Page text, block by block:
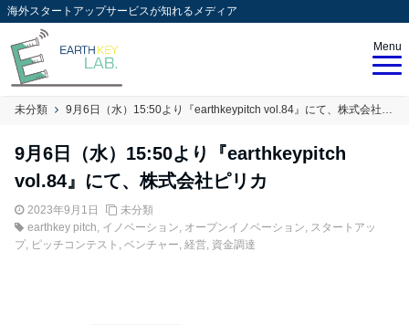
海外スタートアップサービスが知れるメディア
Menu
未分類 9月6日（水）15:50より『earthkeypitch vol.84』にて、株式会社ピリカ
9月6日（水）15:50より『earthkeypitch
vol.84』にて、株式会社ピリカ
2023年9月1日
未分類
earthkey pitch, イノベーション, オープンイノベーション, スタートアッ
プ, ピッチコンテスト , ベンチャー, 経営, 資金調達